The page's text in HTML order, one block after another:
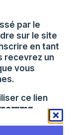
par le
sur le site
en tant
recevrez un
vous
ce lien